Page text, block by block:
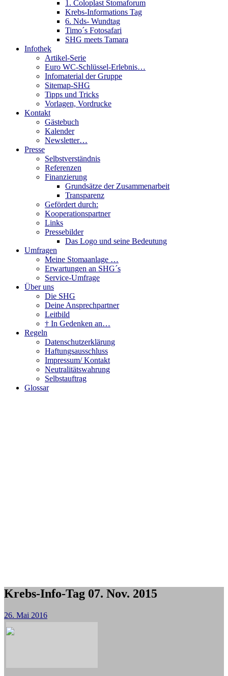
1. Coloplast Stomaforum
Krebs-Informations Tag
6. Nds- Wundtag
Timo´s Fotosafari
SHG meets Tamara
Infothek
Artikel-Serie
Euro WC-Schlüssel-Erlebnis…
Infomaterial der Gruppe
Sitemap-SHG
Tipps und Tricks
Vorlagen, Vordrucke
Kontakt
Gästebuch
Kalender
Newsletter…
Presse
Selbstverständnis
Referenzen
Finanzierung
Grundsätze der Zusammenarbeit
Transparenz
Gefördert durch:
Kooperationspartner
Links
Pressebilder
Das Logo und seine Bedeutung
Umfragen
Meine Stomaanlage …
Erwartungen an SHG´s
Service-Umfrage
Über uns
Die SHG
Deine Ansprechpartner
Leitbild
† In Gedenken an…
Regeln
Datenschutzerklärung
Haftungsausschluss
Impressum/ Kontakt
Neutralitätswahrung
Selbstauftrag
Glossar
Krebs-Info-Tag 07. Nov. 2015
26. Mai 2016